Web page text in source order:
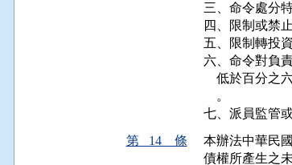
三、命令處分
四、限制或禁
五、限制轉投
六、命令對負
低於百分
    。
七、派員監管
第 14 條
本辦法中華民
債權所產生之